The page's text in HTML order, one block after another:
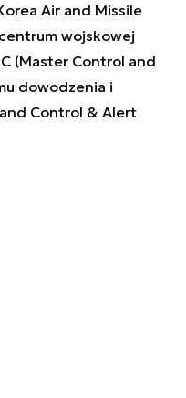
Air and Missile
wojskowej
(Master Control and
dowodzenia i
Control & Alert